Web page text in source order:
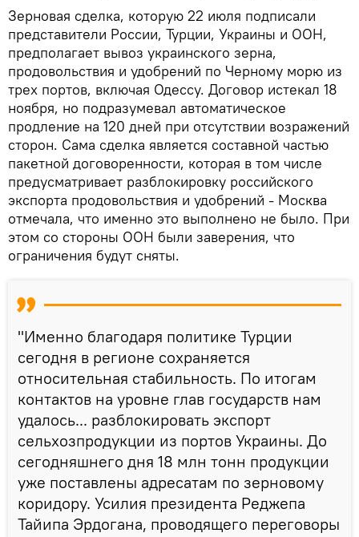
Зерновая сделка, которую 22 июля подписали
представители России, Турции, Украины и ООН,
предполагает вывоз украинского зерна,
продовольствия и удобрений по Черному морю из
трех портов, включая Одессу. Договор истекал 18
ноября, но подразумевал автоматическое
продление на 120 дней при отсутствии возражений
сторон. Сама сделка является составной частью
пакетной договоренности, которая в том числе
предусматривает разблокировку российского
экспорта продовольствия и удобрений - Москва
отмечала, что именно это выполнено не было. При
этом со стороны ООН были заверения, что
ограничения будут сняты.
"Именно благодаря политике Турции
сегодня в регионе сохраняется
относительная стабильность. По итогам
контактов на уровне глав государств нам
удалось... разблокировать экспорт
сельхозпродукции из портов Украины. До
сегодняшнего дня 18 млн тонн продукции
уже поставлены адресатам по зерновому
коридору. Усилия президента Реджепа
Тайипа Эрдогана, проводящего переговоры